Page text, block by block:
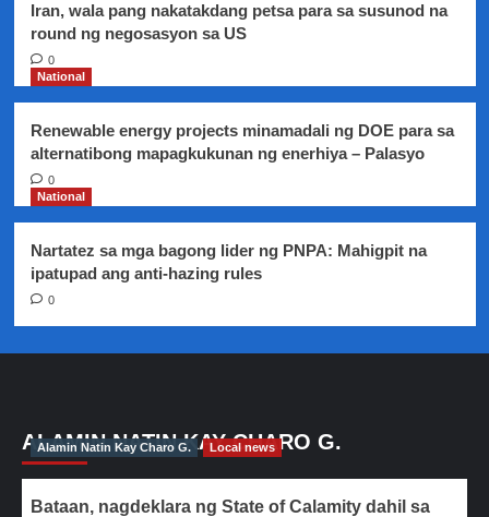
Timog
Silangang
Iran, wala pang nakatakdang petsa para sa susunod na
round ng negosasyon sa US
0
National
Renewable energy projects minamadali ng DOE para sa
alternatibong mapagkukunan ng enerhiya – Palasyo
0
National
Nartatez sa mga bagong lider ng PNPA: Mahigpit na
ipatupad ang anti-hazing rules
0
ALAMIN NATIN KAY CHARO G.
Alamin Natin Kay Charo G. Local news
Bataan, nagdeklara ng State of Calamity dahil sa